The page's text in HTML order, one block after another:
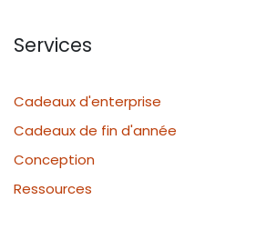
Services
Cadeaux d'enterprise
Cadeaux de fin d'année
Conception
Ressources